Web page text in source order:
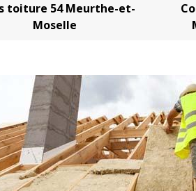
Couvreur charpentier 54
Meurthe-et-Moselle